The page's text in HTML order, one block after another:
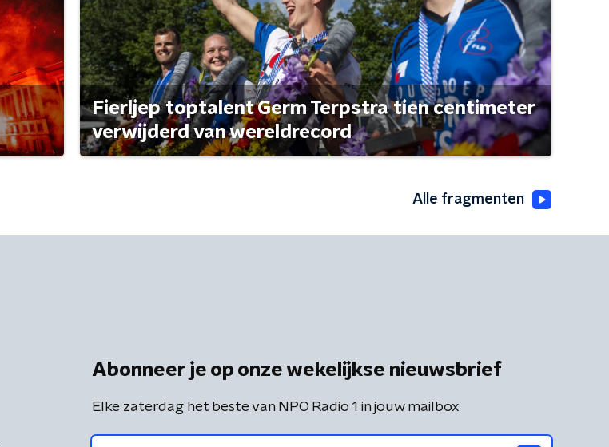
Fierljep toptalent Germ Terpstra tien centimeter
verwijderd van wereldrecord
Alle fragmenten
Abonneer je op onze wekelijkse nieuwsbrief
Elke zaterdag het beste van NPO Radio 1 in jouw mailbox